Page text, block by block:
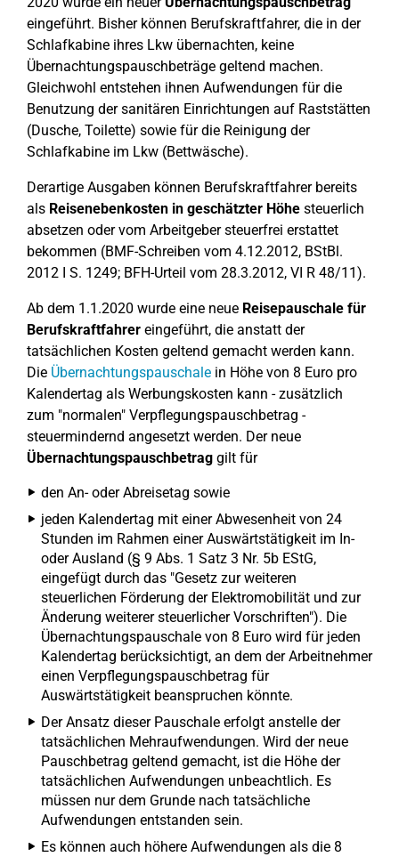
eingeführt. Bisher können Berufskraftfahrer, die in der
Schlafkabine ihres Lkw übernachten, keine
Übernachtungspauschbeträge geltend machen.
Gleichwohl entstehen ihnen Aufwendungen für die
Benutzung der sanitären Einrichtungen auf Raststätten
(Dusche, Toilette) sowie für die Reinigung der
Schlafkabine im Lkw (Bettwäsche).
Derartige Ausgaben können Berufskraftfahrer bereits
als Reisenebenkosten in geschätzter Höhe steuerlich
absetzen oder vom Arbeitgeber steuerfrei erstattet
bekommen (BMF-Schreiben vom 4.12.2012, BStBl.
2012 I S. 1249; BFH-Urteil vom 28.3.2012, VI R 48/11).
Ab dem 1.1.2020 wurde eine neue Reisepauschale für
Berufskraftfahrer eingeführt, die anstatt der
tatsächlichen Kosten geltend gemacht werden kann.
Die Übernachtungspauschale in Höhe von 8 Euro pro
Kalendertag als Werbungskosten kann - zusätzlich
zum "normalen" Verpflegungspauschbetrag -
steuermindernd angesetzt werden. Der neue
Übernachtungspauschbetrag gilt für
den An- oder Abreisetag sowie
jeden Kalendertag mit einer Abwesenheit von 24
Stunden im Rahmen einer Auswärtstätigkeit im In-
oder Ausland (§ 9 Abs. 1 Satz 3 Nr. 5b EStG,
eingefügt durch das "Gesetz zur weiteren
steuerlichen Förderung der Elektromobilität und zur
Änderung weiterer steuerlicher Vorschriften"). Die
Übernachtungspauschale von 8 Euro wird für jeden
Kalendertag berücksichtigt, an dem der Arbeitnehmer
einen Verpflegungspauschbetrag für
Auswärtstätigkeit beanspruchen könnte.
Der Ansatz dieser Pauschale erfolgt anstelle der
tatsächlichen Mehraufwendungen. Wird der neue
Pauschbetrag geltend gemacht, ist die Höhe der
tatsächlichen Aufwendungen unbeachtlich. Es
müssen nur dem Grunde nach tatsächliche
Aufwendungen entstanden sein.
Es können auch höhere Aufwendungen als die 8